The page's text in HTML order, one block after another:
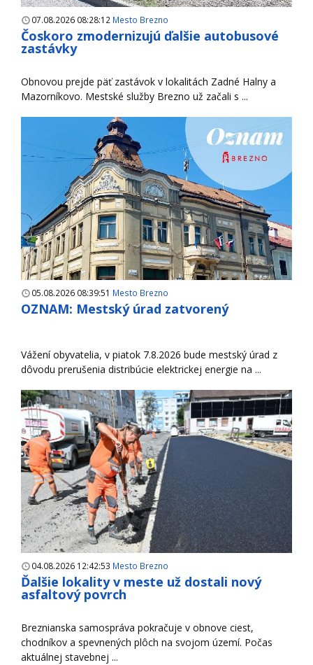
07.08.2026 08:28:12 Mesto Brezno
Čoskoro zmodernizujú ďalšie autobusové
zastávky
Obnovou prejde päť zastávok v lokalitách Zadné Halny a
Mazorníkovo. Mestské služby Brezno už začali s ...
05.08.2026 08:39:51 Mesto Brezno
OZNAM: Mestský úrad zatvorený
Vážení obyvatelia, v piatok 7.8.2026 bude mestský úrad z
dôvodu prerušenia distribúcie elektrickej energie na ...
04.08.2026 12:42:53 Mesto Brezno
Ďalšie lokality v meste už dostali nový
asfaltový povrch
Breznianska samospráva pokračuje v obnove ciest,
chodníkov a spevnených plôch na svojom území. Počas
aktuálnej stavebnej ...